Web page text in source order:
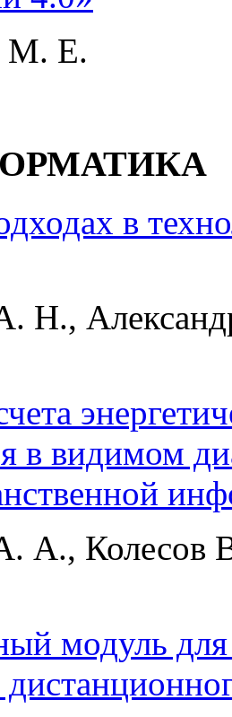
М. Е.
в
Н.,
в видимом
А., Колесов
модуль для